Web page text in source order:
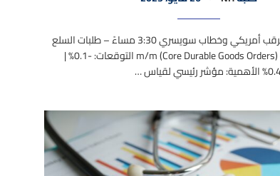
الثلاثاء 27 مايو – ترقب أمريكي وخطاب سويسري 3:30 مساءً – طلبات السلع
المعمرة الأساسية m/m (Core Durable Goods Orders) التوقعات: -0.1% |